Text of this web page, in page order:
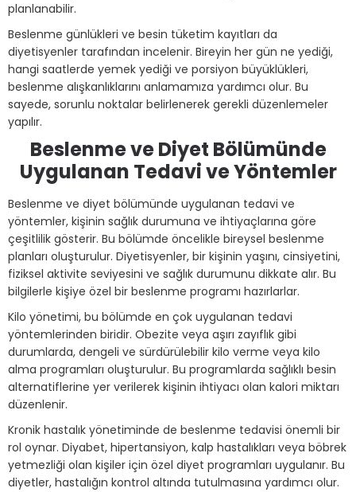
planlanabilir.
Beslenme günlükleri ve besin tüketim kayıtları da
diyetisyenler tarafından incelenir. Bireyin her gün ne yediği,
hangi saatlerde yemek yediği ve porsiyon büyüklükleri,
beslenme alışkanlıklarını anlamamıza yardımcı olur. Bu
sayede, sorunlu noktalar belirlenerek gerekli düzenlemeler
yapılır.
Beslenme ve Diyet Bölümünde
Uygulanan Tedavi ve Yöntemler
Beslenme ve diyet bölümünde uygulanan tedavi ve
yöntemler, kişinin sağlık durumuna ve ihtiyaçlarına göre
çeşitlilik gösterir. Bu bölümde öncelikle bireysel beslenme
planları oluşturulur. Diyetisyenler, bir kişinin yaşını, cinsiyetini,
fiziksel aktivite seviyesini ve sağlık durumunu dikkate alır. Bu
bilgilerle kişiye özel bir beslenme programı hazırlarlar.
Kilo yönetimi, bu bölümde en çok uygulanan tedavi
yöntemlerinden biridir. Obezite veya aşırı zayıflık gibi
durumlarda, dengeli ve sürdürülebilir kilo verme veya kilo
alma programları oluşturulur. Bu programlarda sağlıklı besin
alternatiflerine yer verilerek kişinin ihtiyacı olan kalori miktarı
düzenlenir.
Kronik hastalık yönetiminde de beslenme tedavisi önemli bir
rol oynar. Diyabet, hipertansiyon, kalp hastalıkları veya böbrek
yetmezliği olan kişiler için özel diyet programları uygulanır. Bu
diyetler, hastalığın kontrol altında tutulmasına yardımcı olur.